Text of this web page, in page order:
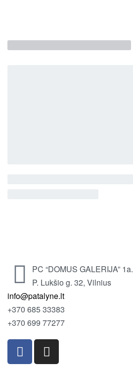
PC “DOMUS GALERIJA” 1a.
P. Lukšio g. 32, Vilnius
info@patalyne.lt
+370 685 33383
+370 699 77277